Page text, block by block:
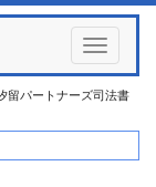
Toggle
留パートナーズ司法書